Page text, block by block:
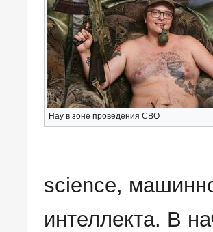
Нау в зоне проведения СВО
science,
интеллекта. В